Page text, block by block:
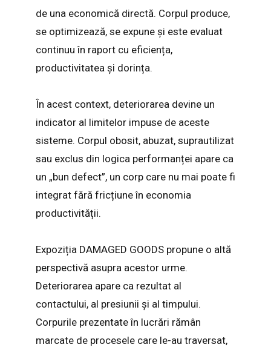
de una economică directă. Corpul produce,
se optimizează, se expune și este evaluat
continuu în raport cu eficiența,
productivitatea și dorința.
În acest context, deteriorarea devine un
indicator al limitelor impuse de aceste
sisteme. Corpul obosit, abuzat, suprautilizat
sau exclus din logica performanței apare ca
un „bun defect”, un corp care nu mai poate fi
integrat fără fricțiune în economia
productivității.
Expoziția DAMAGED GOODS propune o altă
perspectivă asupra acestor urme.
Deteriorarea apare ca rezultat al
contactului, al presiunii și al timpului.
Corpurile prezentate în lucrări rămân
marcate de procesele care le-au traversat,